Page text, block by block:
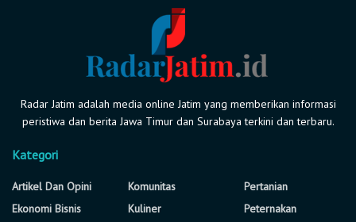
Radar Jatim adalah media online Jatim yang memberikan informasi
peristiwa dan berita Jawa Timur dan Surabaya terkini dan terbaru.
Kategori
Artikel Dan Opini
Ekonomi Bisnis
Komunitas
Kuliner
Pertanian
Peternakan